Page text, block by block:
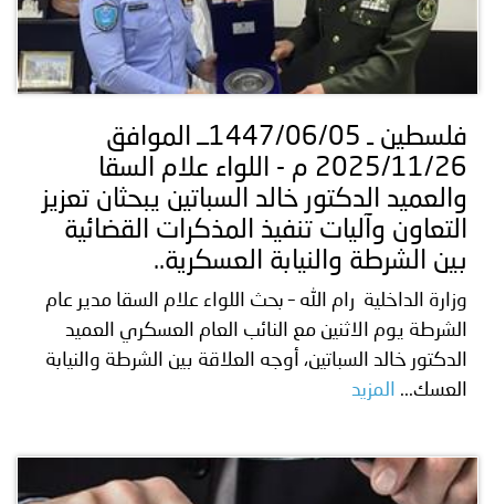
فلسطين ـ 1447/06/05ــ الموافق
2025/11/26 م - اللواء علام السقا
والعميد الدكتور خالد السباتين يبحثان تعزيز
التعاون وآليات تنفيذ المذكرات القضائية
بين الشرطة والنيابة العسكرية..
وزارة الداخلية رام الله – بحث اللواء علام السقا مدير عام
الشرطة يوم الاثنين مع النائب العام العسكري العميد
الدكتور خالد السباتين، أوجه العلاقة بين الشرطة والنيابة
العسك...
المزيد